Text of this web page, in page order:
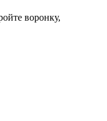
воронку,